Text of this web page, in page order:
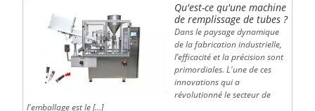
Qu'est-ce qu'une machine
de remplissage de tubes ?
Dans le paysage dynamique
de la fabrication industrielle,
l’efficacité et la précision sont
primordiales. L'une de ces
innovations qui a
révolutionné le secteur de
l'emballage est le […]